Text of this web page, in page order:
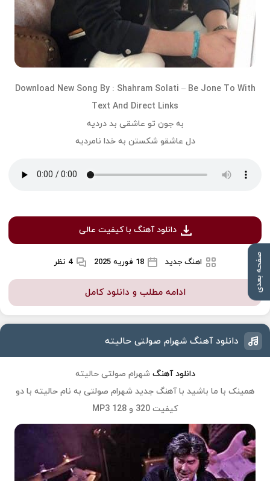
صفحه بعدی
Download New Song By : Shahram Solati – Be Jone To With
Text And Direct Links
به جون تو عاشقی بد دردیه
دل عاشقو شکستن به خدا نامردیه
دانلود آهنگ با کیفیت عالی
اهنگ جدید 18 فوریه 2025 4 نظر
ادامه مطلب و دانلود کامل
دانلود آهنگ شهرام صولتی حالیته
دانلود آهنگشهرام صولتی حالیته
همینک با ما باشید با آهنگ جدید شهرام صولتی به نام حالیته با دو
کیفیت 320 و 128 MP3